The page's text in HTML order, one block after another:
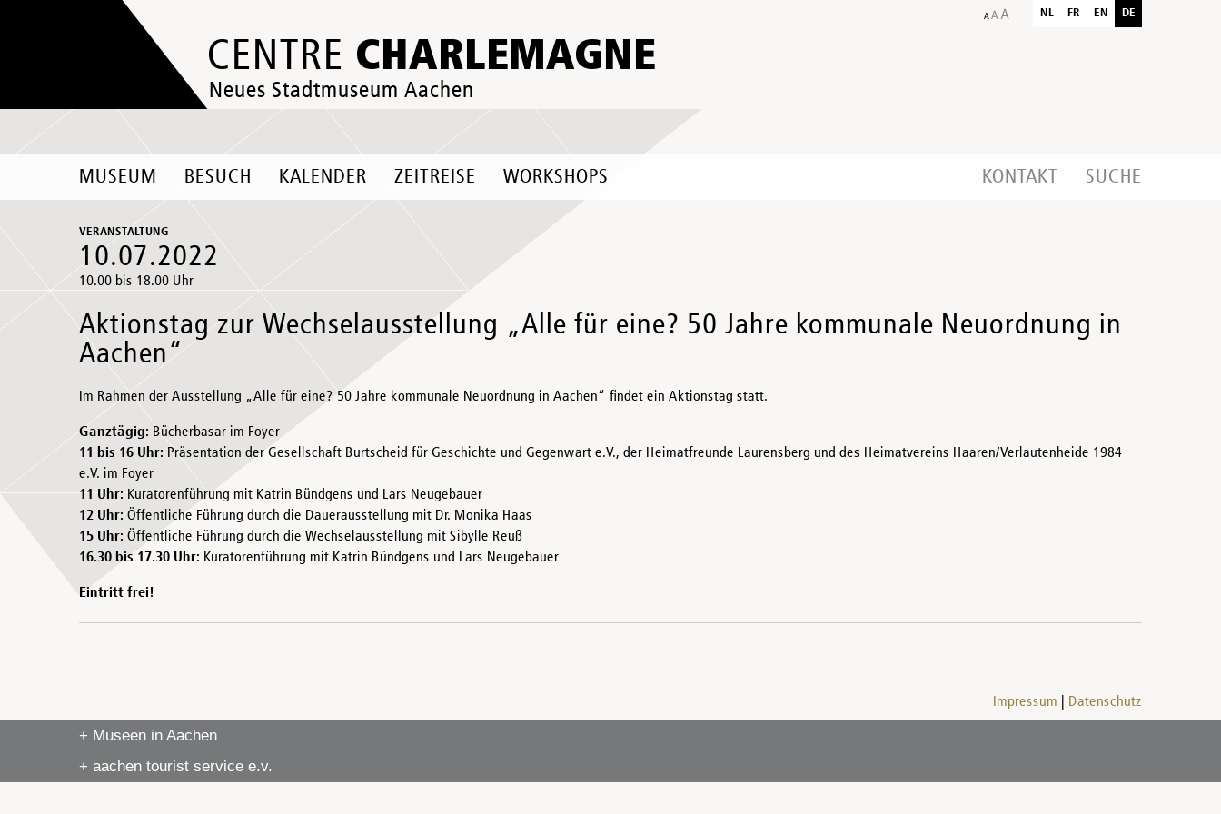
CENTRE CHARLEMAGNE
Neues Stadtmuseum Aachen
NL FR EN DE
MUSEUM BESUCH KALENDER ZEITREISE WORKSHOPS KONTAKT SUCHE
VERANSTALTUNG
10.07.2022
10.00 bis 18.00 Uhr
Aktionstag zur Wechselausstellung „Alle für eine? 50 Jahre kommunale Neuordnung in
Aachen“
Im Rahmen der Ausstellung „Alle für eine? 50 Jahre kommunale Neuordnung in Aachen“ findet ein Aktionstag statt.
Ganztägig: Bücherbasar im Foyer
11 bis 16 Uhr: Präsentation der Gesellschaft Burtscheid für Geschichte und Gegenwart e.V., der Heimatfreunde Laurensberg und des Heimatvereins Haaren/Verlautenheide 1984
e.V. im Foyer
11 Uhr: Kuratorenführung mit Katrin Bündgens und Lars Neugebauer
12 Uhr: Öffentliche Führung durch die Dauerausstellung mit Dr. Monika Haas
15 Uhr: Öffentliche Führung durch die Wechselausstellung mit Sibylle Reuß
16.30 bis 17.30 Uhr: Kuratorenführung mit Katrin Bündgens und Lars Neugebauer
Eintritt frei!
Impressum Datenschutz
+ Museen in Aachen
+ aachen tourist service e.v.